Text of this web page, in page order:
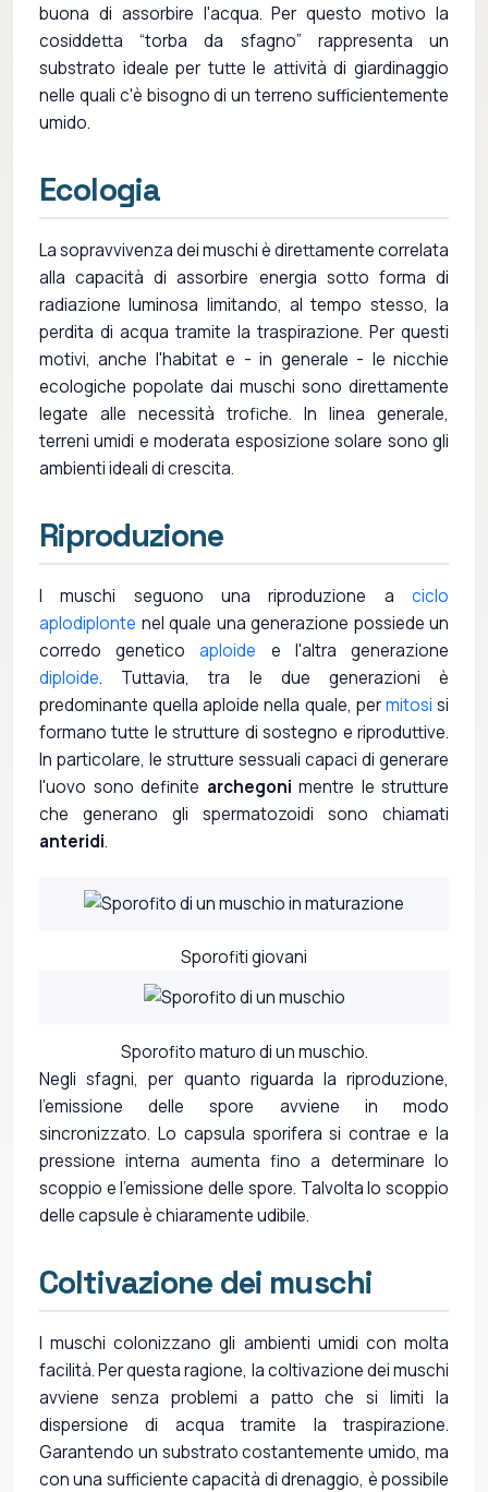
buona di assorbire l'acqua. Per questo motivo la
cosiddetta “torba da sfagno” rappresenta un
substrato ideale per tutte le attività di giardinaggio
nelle quali c'è bisogno di un terreno sufficientemente
umido.
Ecologia
La sopravvivenza dei muschi è direttamente correlata
alla capacità di assorbire energia sotto forma di
radiazione luminosa limitando, al tempo stesso, la
perdita di acqua tramite la traspirazione. Per questi
motivi, anche l'habitat e - in generale - le nicchie
ecologiche popolate dai muschi sono direttamente
legate alle necessità trofiche. In linea generale,
terreni umidi e moderata esposizione solare sono gli
ambienti ideali di crescita.
Riproduzione
I muschi seguono una riproduzione a ciclo
aplodiplonte nel quale una generazione possiede un
corredo geneticoaploide e l'altra generazione
diploide. Tuttavia, tra le due generazioni è
predominante quella aploide nella quale, permitosi si
formano tutte le strutture di sostegno e riproduttive.
In particolare, le strutture sessuali capaci di generare
l'uovo sono definite archegoni mentre le strutture
che generano gli spermatozoidi sono chiamati
anteridi.
Sporofiti giovani
Sporofito maturo di un muschio.
Negli sfagni, per quanto riguarda la riproduzione,
l'emissione delle spore avviene in modo
sincronizzato. Lo capsula sporifera si contrae e la
pressione interna aumenta fino a determinare lo
scoppio e l'emissione delle spore. Talvolta lo scoppio
delle capsule è chiaramente udibile.
Coltivazione dei muschi
I muschi colonizzano gli ambienti umidi con molta
facilità. Per questa ragione, la coltivazione dei muschi
avviene senza problemi a patto che si limiti la
dispersione di acqua tramite la traspirazione.
Garantendo un substrato costantemente umido, ma
con una sufficiente capacità di drenaggio, è possibile